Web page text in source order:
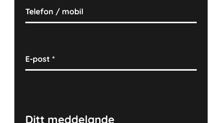
Telefon / mobil
E-post*
Ditt meddelande